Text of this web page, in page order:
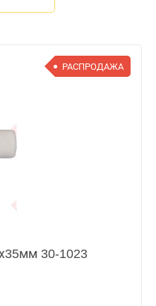
РАСПРОДАЖА
30-1023